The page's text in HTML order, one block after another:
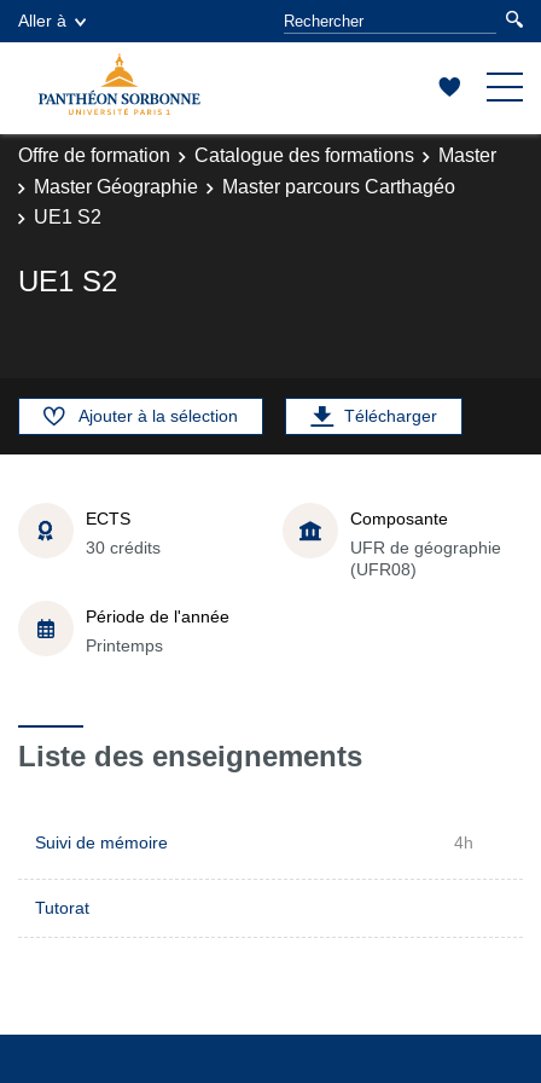
Aller à
Offre de formation Catalogue des formations
Master
Master Géographie
Master parcours Carthagéo
UE1 S2
UE1 S2
Ajouter à la sélection Télécharger
ECTS
30 crédits
Composante
UFR de géographie
(UFR08)
Période de l'année
Printemps
Liste des enseignements
Suivi de mémoire 4h
Tutorat